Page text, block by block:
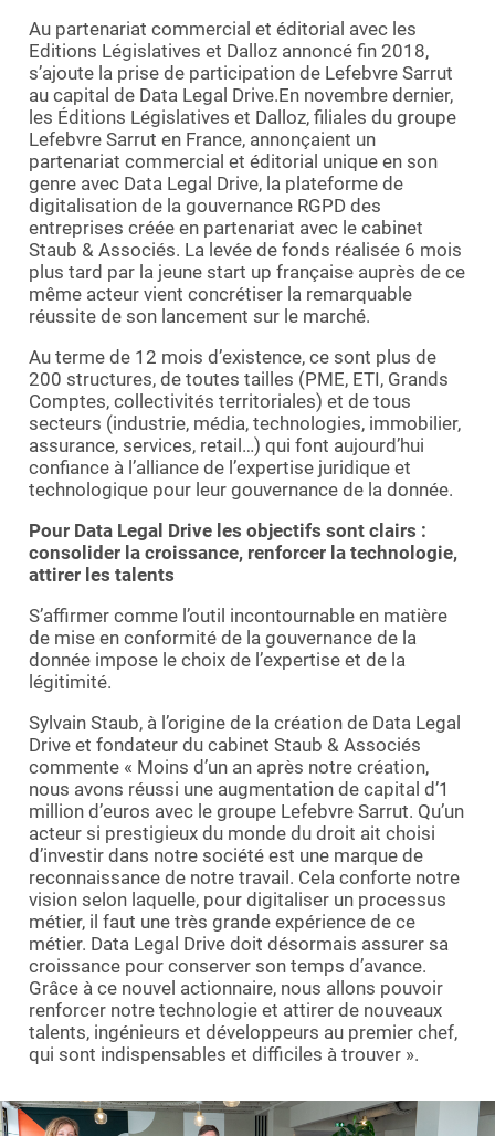
Au partenariat commercial et éditorial avec les
Editions Législatives et Dalloz annoncé fin 2018,
s’ajoute la prise de participation de Lefebvre Sarrut
au capital de Data Legal Drive.En novembre dernier,
les Éditions Législatives et Dalloz, filiales du groupe
Lefebvre Sarrut en France, annonçaient un
partenariat commercial et éditorial unique en son
genre avec Data Legal Drive, la plateforme de
digitalisation de la gouvernance RGPD des
entreprises créée en partenariat avec le cabinet
Staub & Associés. La levée de fonds réalisée 6 mois
plus tard par la jeune start up française auprès de ce
même acteur vient concrétiser la remarquable
réussite de son lancement sur le marché.
Au terme de 12 mois d’existence, ce sont plus de
200 structures, de toutes tailles (PME, ETI, Grands
Comptes, collectivités territoriales) et de tous
secteurs (industrie, média, technologies, immobilier,
assurance, services, retail…) qui font aujourd’hui
confiance à l’alliance de l’expertise juridique et
technologique pour leur gouvernance de la donnée.
Pour Data Legal Drive les objectifs sont clairs :
consolider la croissance, renforcer la technologie,
attirer les talents
S’affirmer comme l’outil incontournable en matière
de mise en conformité de la gouvernance de la
donnée impose le choix de l’expertise et de la
légitimité.
Sylvain Staub, à l’origine de la création de Data Legal
Drive et fondateur du cabinet Staub & Associés
commente « Moins d’un an après notre création,
nous avons réussi une augmentation de capital d’1
million d’euros avec le groupe Lefebvre Sarrut. Qu’un
acteur si prestigieux du monde du droit ait choisi
d’investir dans notre société est une marque de
reconnaissance de notre travail. Cela conforte notre
vision selon laquelle, pour digitaliser un processus
métier, il faut une très grande expérience de ce
métier. Data Legal Drive doit désormais assurer sa
croissance pour conserver son temps d’avance.
Grâce à ce nouvel actionnaire, nous allons pouvoir
renforcer notre technologie et attirer de nouveaux
talents, ingénieurs et développeurs au premier chef,
qui sont indispensables et difficiles à trouver ».